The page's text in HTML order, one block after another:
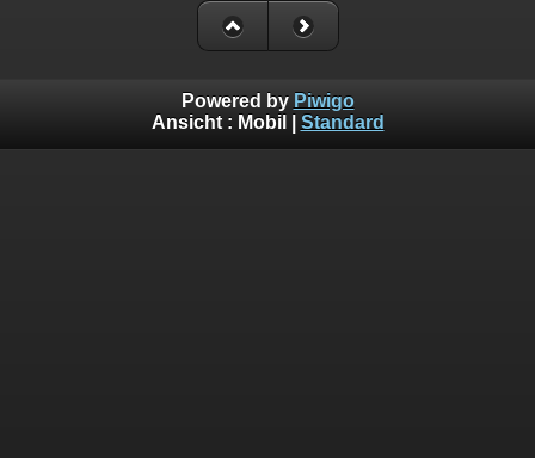
Powered by Piwigo
Ansicht : Mobil Standard